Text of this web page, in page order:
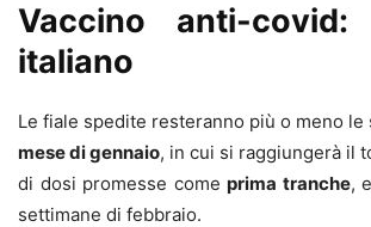
Vaccino anti-
italiano
Le fiale spedite resteranno più o meno
mese di gennaio, in cui si raggiungerà il
di dosi promesse come prima tranche,
settimane di febbraio.